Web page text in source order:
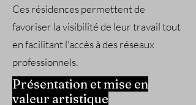
Ces résidences permettent de
favoriser la visibilité de leur travail tout
en facilitant l'accès à des réseaux
professionnels.
Présentation et mise en
valeur artistique